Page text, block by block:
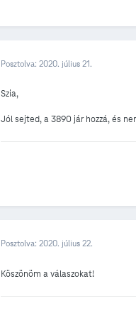
Posztolva: 2020. július 21.
Szia,
Jól sejted, a 3890 jár hozzá, és
Posztolva: 2020. július 22.
Köszönöm a válaszokat!